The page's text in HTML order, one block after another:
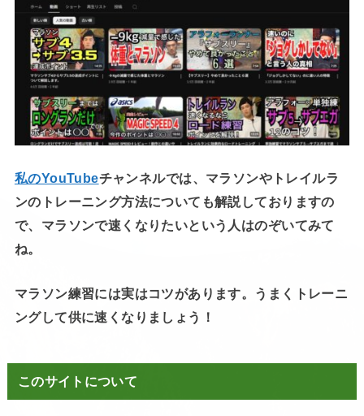
私のYouTubeチャンネルでは、マラソンやトレイルラ
ンのトレーニング方法についても解説しておりますの
で、マラソンで速くなりたいという人はのぞいてみて
ね。
マラソン練習には実はコツがあります。うまくトレーニ
ングして供に速くなりましょう！
このサイトについて